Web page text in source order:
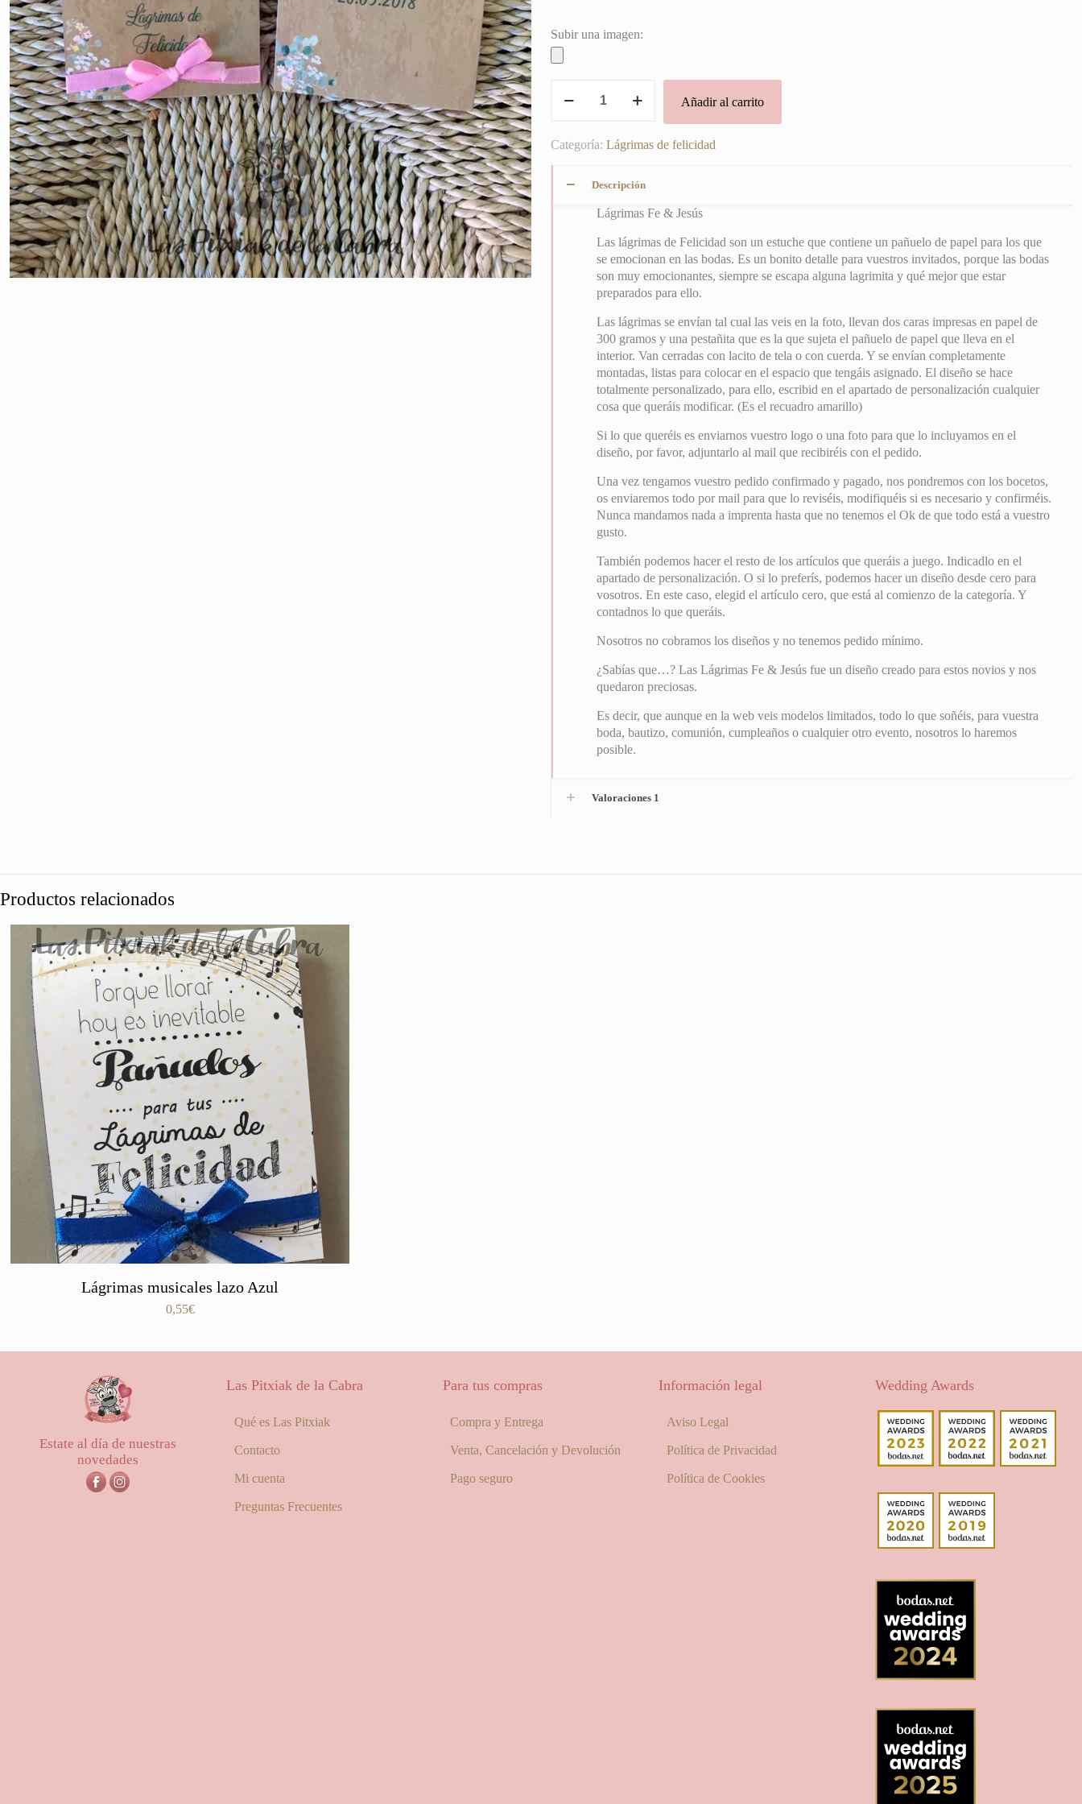
Subir una imagen:
Jesús
cantidad
Añadir al carrito
Categoría: Lágrimas de felicidad
Descripción
Lágrimas Fe & Jesús
Las lágrimas de Felicidad son un estuche que contiene un pañuelo de papel para los que
se emocionan en las bodas. Es un bonito detalle para vuestros invitados, porque las bodas
son muy emocionantes, siempre se escapa alguna lagrimita y qué mejor que estar
preparados para ello.
Las lágrimas se envían tal cual las veis en la foto, llevan dos caras impresas en papel de
300 gramos y una pestañita que es la que sujeta el pañuelo de papel que lleva en el
interior. Van cerradas con lacito de tela o con cuerda. Y se envían completamente
montadas, listas para colocar en el espacio que tengáis asignado. El diseño se hace
totalmente personalizado, para ello, escribid en el apartado de personalización cualquier
cosa que queráis modificar. (Es el recuadro amarillo)
Si lo que queréis es enviarnos vuestro logo o una foto para que lo incluyamos en el
diseño, por favor, adjuntarlo al mail que recibiréis con el pedido.
Una vez tengamos vuestro pedido confirmado y pagado, nos pondremos con los bocetos,
os enviaremos todo por mail para que lo reviséis, modifiquéis si es necesario y confirméis.
Nunca mandamos nada a imprenta hasta que no tenemos el Ok de que todo está a vuestro
gusto.
También podemos hacer el resto de los artículos que queráis a juego. Indicadlo en el
apartado de personalización. O si lo preferís, podemos hacer un diseño desde cero para
vosotros. En este caso, elegid el artículo cero, que está al comienzo de la categoría. Y
contadnos lo que queráis.
Nosotros no cobramos los diseños y no tenemos pedido mínimo.
¿Sabías que…? Las Lágrimas Fe & Jesús fue un diseño creado para estos novios y nos
quedaron preciosas.
Es decir, que aunque en la web veis modelos limitados, todo lo que soñéis, para vuestra
boda, bautizo, comunión, cumpleaños o cualquier otro evento, nosotros lo haremos
posible.
Valoraciones 1
Productos relacionados
Lágrimas musicales lazo Azul
0,55€
Estate al día de nuestras
novedades
Las Pitxiak de la Cabra
Qué es Las Pitxiak
Contacto
Mi cuenta
Preguntas Frecuentes
Para tus compras
Compra y Entrega
Venta, Cancelación y Devolución
Pago seguro
Información legal
Aviso Legal
Política de Privacidad
Política de Cookies
Wedding Awards